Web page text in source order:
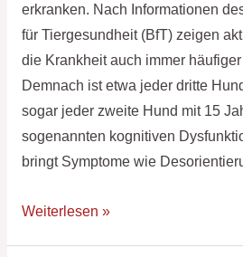
erkranken. Nach Informationen
für Tiergesundheit (BfT) zeigen
die Krankheit auch immer
Demnach ist etwa jeder dritte
sogar jeder zweite Hund mit 15
sogenannten kognitiven
bringt Symptome wie
Weiterlesen »